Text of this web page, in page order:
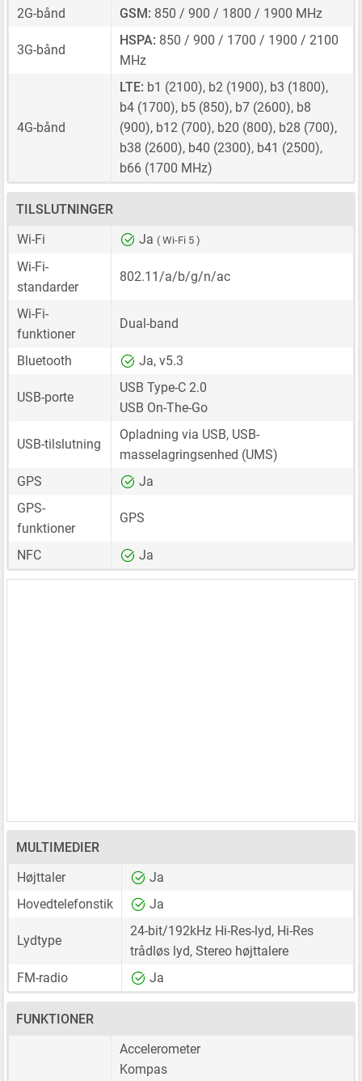
2G-bånd
GSM: 850 / 900 / 1800 / 1900 MHz
3G-bånd
HSPA: 850 / 900 / 1700 / 1900 / 2100
MHz
4G-bånd
LTE: b1 (2100), b2 (1900), b3 (1800),
b4 (1700), b5 (850), b7 (2600), b8
(900), b12 (700), b20 (800), b28 (700),
b38 (2600), b40 (2300), b41 (2500),
b66 (1700 MHz)
TILSLUTNINGER
Wi-Fi
Ja ( Wi-Fi 5 )
Wi-Fi-
standarder
802.11/a/b/g/n/ac
Wi-Fi-
funktioner
Dual-band
Bluetooth Ja, v5.3
USB-porte
USB Type-C 2.0
USB On-The-Go
USB-tilslutning
Opladning via USB, USB-
masselagringsenhed (UMS)
GPS
Ja
GPS-
funktioner
GPS
NFC Ja
MULTIMEDIER
Højttaler
Ja
Hovedtelefonstik
Ja
Lydtype
24-bit/192kHz Hi-Res-lyd, Hi-Res
trådløs lyd, Stereo højttalere
FM-radio
Ja
FUNKTIONER
Accelerometer
Kompas